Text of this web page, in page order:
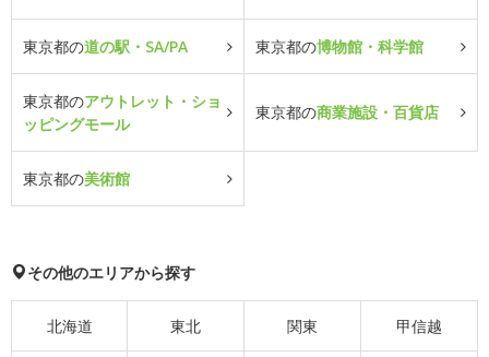
東京都の道の駅・SA/PA 東京都の博物館・科学館
東京都のアウトレット・ショ
ッピングモール
東京都の商業施設・百貨店
東京都の美術館
その他のエリアから探す
北海道 東北 関東 甲信越